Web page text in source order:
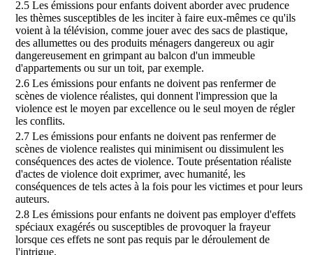
2.5 Les émissions pour enfants doivent aborder avec prudence
les thèmes susceptibles de les inciter à faire eux-mêmes ce qu'ils
voient à la télévision, comme jouer avec des sacs de plastique,
des allumettes ou des produits ménagers dangereux ou agir
dangereusement en grimpant au balcon d'un immeuble
d'appartements ou sur un toit, par exemple.
2.6 Les émissions pour enfants ne doivent pas renfermer de
scènes de violence réalistes, qui donnent l'impression que la
violence est le moyen par excellence ou le seul moyen de régler
les conflits.
2.7 Les émissions pour enfants ne doivent pas renfermer de
scènes de violence realistes qui minimisent ou dissimulent les
conséquences des actes de violence. Toute présentation réaliste
d'actes de violence doit exprimer, avec humanité, les
conséquences de tels actes à la fois pour les victimes et pour leurs
auteurs.
2.8 Les émissions pour enfants ne doivent pas employer d'effets
spéciaux exagérés ou susceptibles de provoquer la frayeur
lorsque ces effets ne sont pas requis par le déroulement de
l'intrigue.